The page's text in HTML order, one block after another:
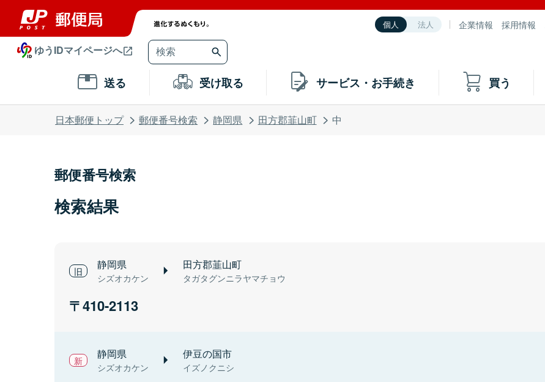
個人 法人 企業情報 採用情報
ゆうIDマイページへ
送る 受け取る サービス・お手続き 買う
日本郵便トップ 郵便番号検索 静岡県 田方郡韮山町 中
郵便番号検索
検索結果
静岡県
シズオカケン
田方郡韮山町
タガタグンニラヤマチョウ
410-2113
静岡県
シズオカケン
伊豆の国市
イズノクニシ